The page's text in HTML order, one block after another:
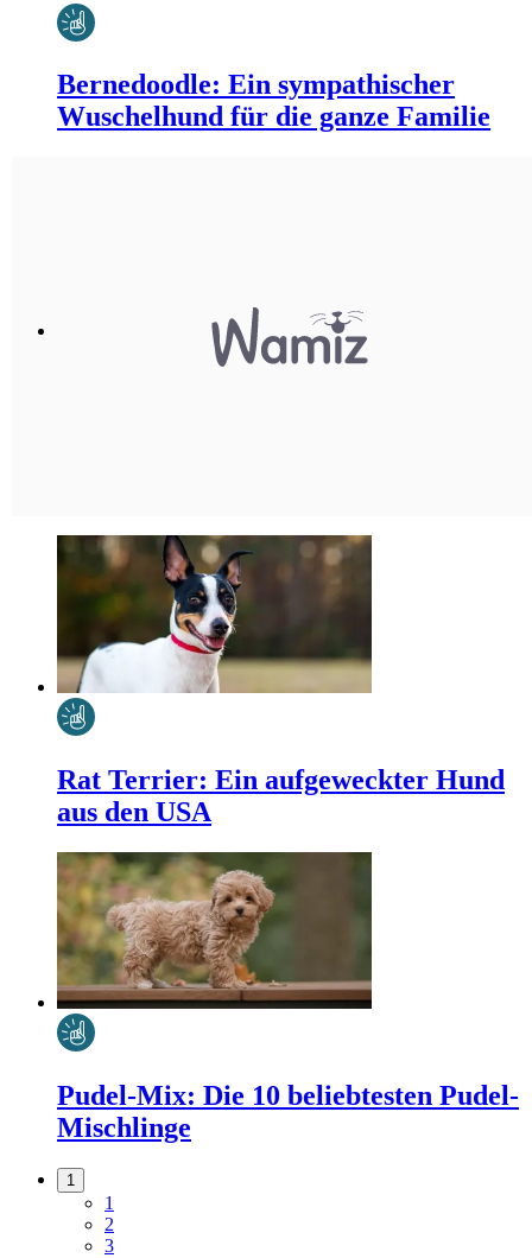
Bernedoodle: Ein sympathischer
Wuschelhund für die ganze Familie
Rat Terrier: Ein aufgeweckter Hund
aus den USA
Pudel-Mix: Die 10 beliebtesten Pudel-
Mischlinge
1
1
2
3